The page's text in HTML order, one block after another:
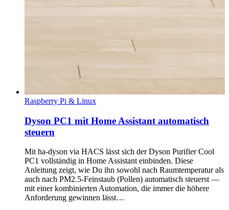
Raspberry Pi & Linux
Dyson PC1 mit Home Assistant automatisch
steuern
Mit ha-dyson via HACS lässt sich der Dyson Purifier Cool
PC1 vollständig in Home Assistant einbinden. Diese
Anleitung zeigt, wie Du ihn sowohl nach Raumtemperatur als
auch nach PM2.5-Feinstaub (Pollen) automatisch steuerst —
mit einer kombinierten Automation, die immer die höhere
Anforderung gewinnen lässt…